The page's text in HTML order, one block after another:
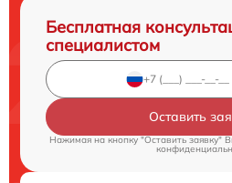
Бесплатная
специалистом
Оставить
Нажимая на кнопку "Оставить заявку"